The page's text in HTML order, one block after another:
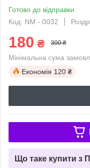
Готово до відправки
Код: NM - 0032
180 ₴ 300 ₴
Мінімальна сума
Економія 120 ₴
Що таке купити з